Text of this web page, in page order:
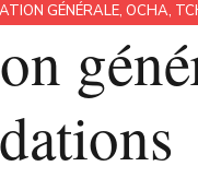
GÉNÉRALE, OCHA,